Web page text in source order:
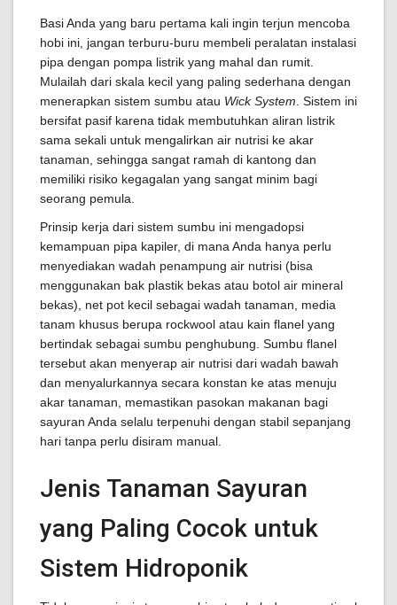
Basi Anda yang baru pertama kali ingin terjun mencoba
hobi ini, jangan terburu-buru membeli peralatan instalasi
pipa dengan pompa listrik yang mahal dan rumit.
Mulailah dari skala kecil yang paling sederhana dengan
menerapkan sistem sumbu atau Wick System . Sistem ini
bersifat pasif karena tidak membutuhkan aliran listrik
sama sekali untuk mengalirkan air nutrisi ke akar
tanaman, sehingga sangat ramah di kantong dan
memiliki risiko kegagalan yang sangat minim bagi
seorang pemula.
Prinsip kerja dari sistem sumbu ini mengadopsi
kemampuan pipa kapiler, di mana Anda hanya perlu
menyediakan wadah penampung air nutrisi (bisa
menggunakan bak plastik bekas atau botol air mineral
bekas), net pot kecil sebagai wadah tanaman, media
tanam khusus berupa rockwool atau kain flanel yang
bertindak sebagai sumbu penghubung. Sumbu flanel
tersebut akan menyerap air nutrisi dari wadah bawah
dan menyalurkannya secara konstan ke atas menuju
akar tanaman, memastikan pasokan makanan bagi
sayuran Anda selalu terpenuhi dengan stabil sepanjang
hari tanpa perlu disiram manual.
Jenis Tanaman Sayuran
yang Paling Cocok untuk
Sistem Hidroponik